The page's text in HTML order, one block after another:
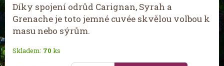
Díky spojení odrůd Carignan, Syrah a
Grenache je toto jemné cuvée skvělou volbou k
masu nebo sýrům.
Skladem: 70 ks